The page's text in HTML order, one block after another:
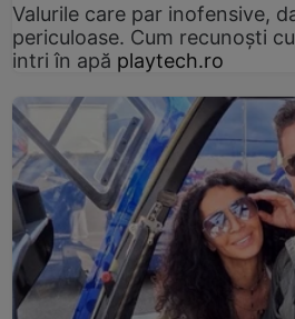
Valurile care par inofensive,
periculoase. Cum recunoști
intri în apă playtech.ro